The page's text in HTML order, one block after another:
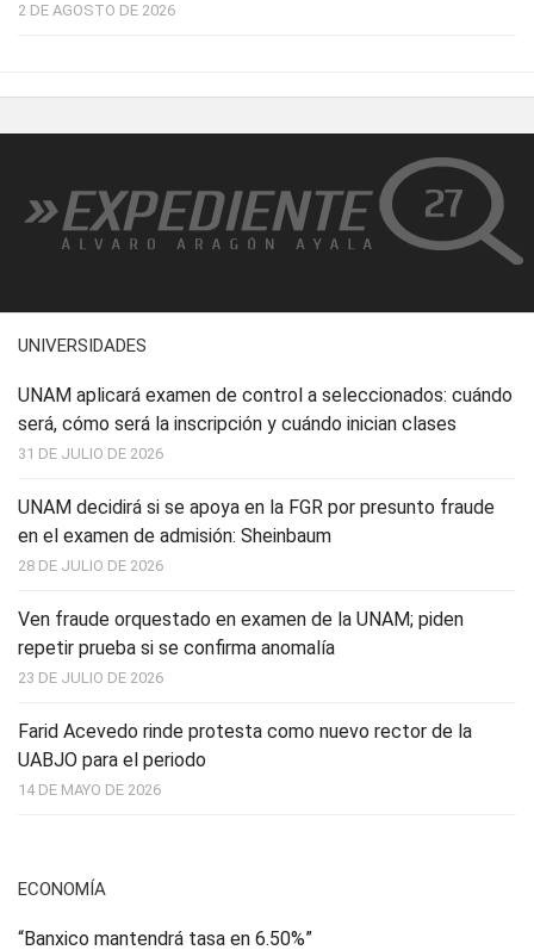
2 DE AGOSTO DE 2026
UNIVERSIDADES
UNAM aplicará examen de control a seleccionados: cuándo
será, cómo será la inscripción y cuándo inician clases
31 DE JULIO DE 2026
UNAM decidirá si se apoya en la FGR por presunto fraude
en el examen de admisión: Sheinbaum
28 DE JULIO DE 2026
Ven fraude orquestado en examen de la UNAM; piden
repetir prueba si se confirma anomalía
23 DE JULIO DE 2026
Farid Acevedo rinde protesta como nuevo rector de la
UABJO para el periodo
14 DE MAYO DE 2026
ECONOMÍA
“Banxico mantendrá tasa en 6.50%”